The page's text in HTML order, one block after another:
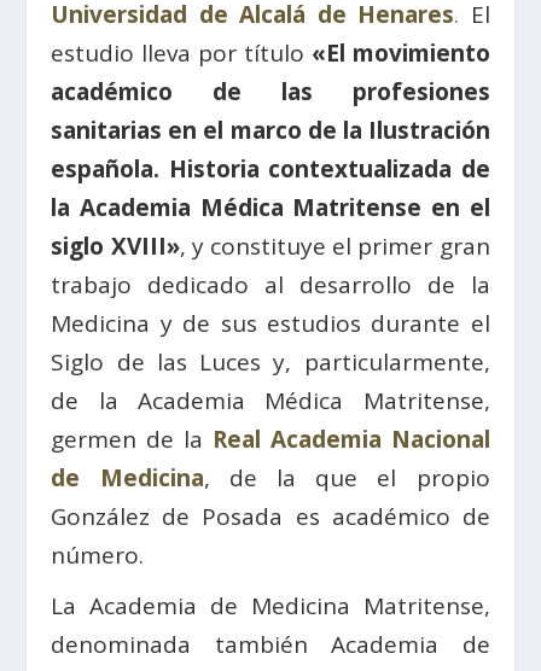
Universidad de Alcalá de Henares. El
estudio lleva por título «El movimiento
académico de las profesiones
sanitarias en el marco de la Ilustración
española. Historia contextualizada de
la Academia Médica Matritense en el
siglo XVIII», y constituye el primer gran
trabajo dedicado al desarrollo de la
Medicina y de sus estudios durante el
Siglo de las Luces y, particularmente,
de la Academia Médica Matritense,
germen de la Real Academia Nacional
de Medicina, de la que el propio
González de Posada es académico de
número.
La Academia de Medicina Matritense,
denominada también Academia de